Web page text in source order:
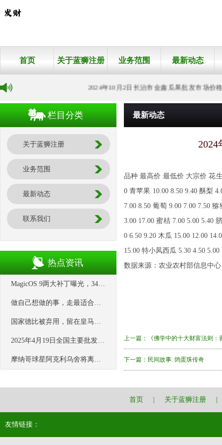
首页 关于蓝狮注册 业务范围 最新动态
2024年10月2日长治市金鑫瓜果批发市场价格
栏目分类
关于蓝狮注册
业务范围
最新动态
联系我们
热点资讯
MagicOS 9两大补丁曝光，341MB更新上线，荣耀这是在留住老用户？_系统_音量_新机
做自己想做的事，走最适合自己的路
国家德比被弃用，留在皇马没有未来，罗德里戈加盟英超有望双赢
2025年4月19日全国主要批发市场蜜桔价格行情
摩纳哥球星阿克利乌舍将离队, 标价 8000 万欧
最新动态
品种 最高价 最低价 大宗价 花生
0 青苹果 10.00 8.50 9.40 酥梨
7.00 8.50 葡萄 9.00 7.00 7.50
3.00 17.00 蜜桔 7.00 5.00 5.40
0 6.50 9.20 木瓜 15.00 12.00
15.00 特小凤西瓜 5.30 4.50
数据来源：农业农村部信息中心
上一篇： 《佛学中的十大财富法则
下一篇： 民间故事: 鸽蛋珠传奇
首页 关于蓝狮注册
友情链接：